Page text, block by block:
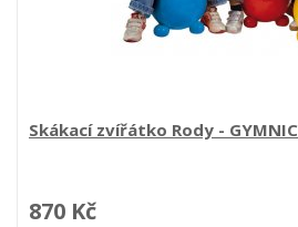
Skákací zvířátko Rody - GYMNIC
870 Kč